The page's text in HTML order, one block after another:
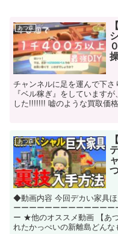
あつ森
チャンネルに足を運んで下
『ベル稼ぎ』をしています
した!!!!!!! 嘘のような買取価
あつ森
◆動画内容 今回デカい家具
ーーーーーーーーーーーー
ー ★他のオススメ動画 【あ
れたかっぺいの新離島どんな